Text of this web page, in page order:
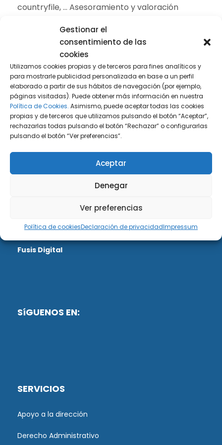
Gestionar el
consentimiento de las
cookies
Utilizamos cookies propias y de terceros para fines analíticos y
para mostrarle publicidad personalizada en base a un perfil
elaborado a partir de sus hábitos de navegación (por ejemplo,
páginas visitadas). Puede obtener más información en nuestra
Política de Cookies. Asimismo, puede aceptar todas las cookies
propias y de terceros que utilizamos pulsando el botón “Aceptar”,
rechazarlas todas pulsando el botón “Rechazar” o configurarlas
pulsando el botón “Ver preferencias”.
Aceptar
Denegar
Ver preferencias
Política de cookiesDeclaración de privacidadImpressum
countryfile, … Asesoramiento y valoración
– Intervención en actuaciones ante la
Inspección de los Tributos.
DiG Abogados es un despacho de abogados
multidisciplinar especializado en las materias de
servicio de personas y empresas.
Web designed by:
Fusis Digital
SíGUENOS EN:
SERVICIOS
Apoyo a la dirección
Derecho Administrativo